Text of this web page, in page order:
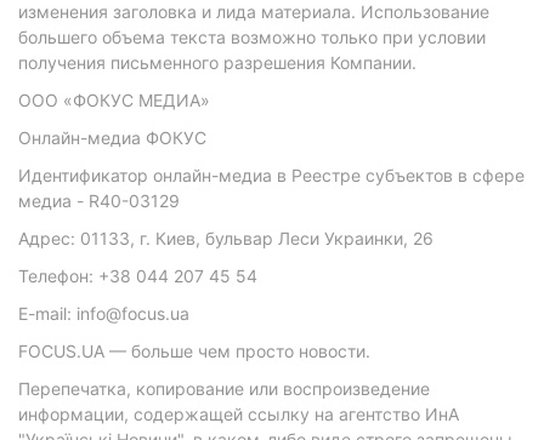
изменения заголовка и лида материала. Использование
большего объема текста возможно только при условии
получения письменного разрешения Компании.
ООО «ФОКУС МЕДИА»
Онлайн-медиа ФОКУС
Идентификатор онлайн-медиа в Реестре субъектов в сфере
медиа - R40-03129
Адрес: 01133, г. Киев, бульвар Леси Украинки, 26
Телефон: +38 044 207 45 54
E-mail: info@focus.ua
FOCUS.UA — больше чем просто новости.
Перепечатка, копирование или воспроизведение
информации, содержащей ссылку на агентство ИнА